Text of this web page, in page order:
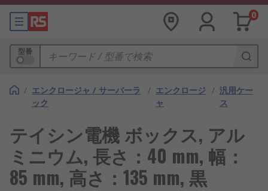
0
型番
/ エンクロージャ / サーバーラ
ック
/ エンクロージ
ャ
/ 汎用ケー
ス
テイシン電機 ボックス, アル
ミニウム, 長さ：40 mm, 幅：
85 mm, 高さ：135 mm, 黒